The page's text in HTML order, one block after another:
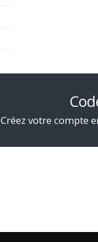
Créez votre compte